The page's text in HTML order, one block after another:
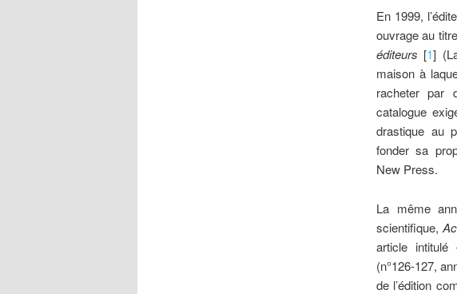
En 1999,
ouvrage au
éditeurs [1]
maison à
racheter par
catalogue
drastique au
fonder sa
New Press.
La même
scientifique,
article intitulé
(n°126-127,
de l’édition